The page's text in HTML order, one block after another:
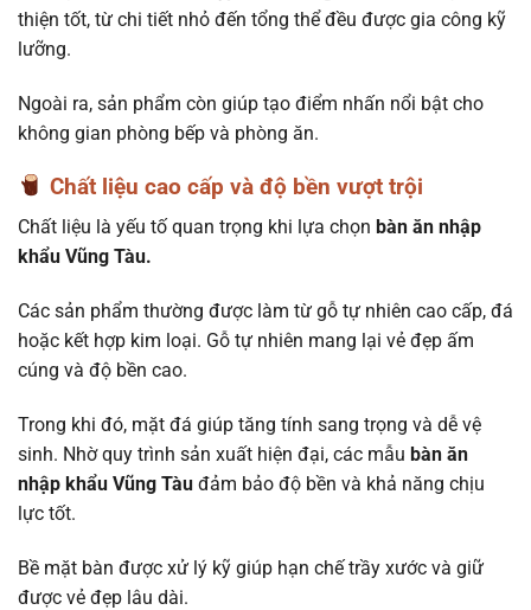
thiện tốt, từ chi tiết nhỏ đến tổng thể đều được gia công kỹ
lưỡng.
Ngoài ra, sản phẩm còn giúp tạo điểm nhấn nổi bật cho
không gian phòng bếp và phòng ăn.
Chất liệu cao cấp và độ bền vượt trội
Chất liệu là yếu tố quan trọng khi lựa chọn bàn ăn nhập
khẩu Vũng Tàu.
Các sản phẩm thường được làm từ gỗ tự nhiên cao cấp, đá
hoặc kết hợp kim loại. Gỗ tự nhiên mang lại vẻ đẹp ấm
cúng và độ bền cao.
Trong khi đó, mặt đá giúp tăng tính sang trọng và dễ vệ
sinh. Nhờ quy trình sản xuất hiện đại, các mẫu bàn ăn
nhập khẩu Vũng Tàu đảm bảo độ bền và khả năng chịu
lực tốt.
Bề mặt bàn được xử lý kỹ giúp hạn chế trầy xước và giữ
được vẻ đẹp lâu dài.